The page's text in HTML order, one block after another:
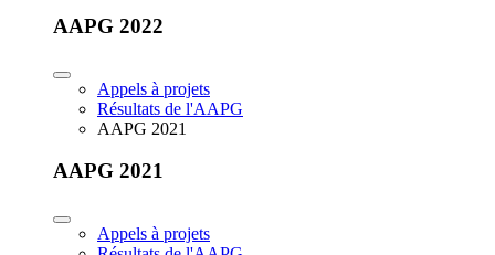
AAPG 2022
Appels à projets
Résultats de l'AAPG
AAPG 2021
AAPG 2021
Appels à projets